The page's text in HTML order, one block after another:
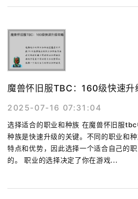
魔兽怀旧服TBC：160级快速升
2025-07-16 07:31:04
选择适合的职业和种族 在魔兽怀旧服
种族是快速升级的关键。不同的职业和
特点和优势，因此选择一个适合自己的
的。 职业的选择决定了你在游戏...